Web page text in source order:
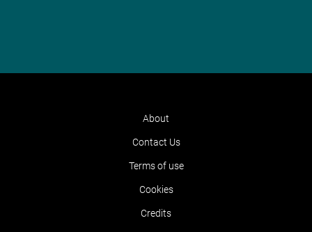
About
Contact Us
Terms of use
Cookies
Credits